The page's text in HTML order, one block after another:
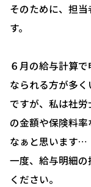
選ばれる理由
就業規則に
採用コンサ
人事評価制
確定拠出型
社会保険・
そのために、担
す。
６月の給与計算
なられる方が多く
ですが、私は社
の金額や保険料
なぁと思います…
一度、給与明細
ください。